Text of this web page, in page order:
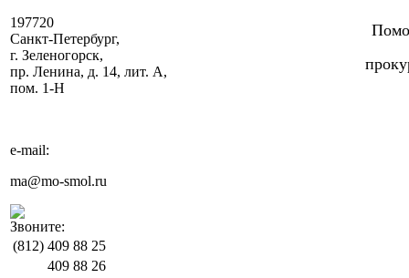
197720
Санкт-Петербург,
г. Зеленогорск,
пр. Ленина, д. 14, лит. А,
пом. 1-Н
e-mail:
ma@mo-smol.ru
Звоните:
(812) 409 88 25
409 88 26